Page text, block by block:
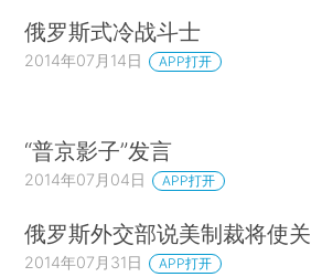
俄罗斯式冷战斗士
2014年07月14日 APP打开
“普京影子”发言
2014年07月04日 APP打开
俄罗斯外交部说美制裁将使
2014年07月31日 APP打开